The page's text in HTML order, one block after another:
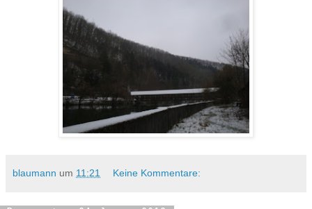
blaumann um 11:21 Keine Kommentare: